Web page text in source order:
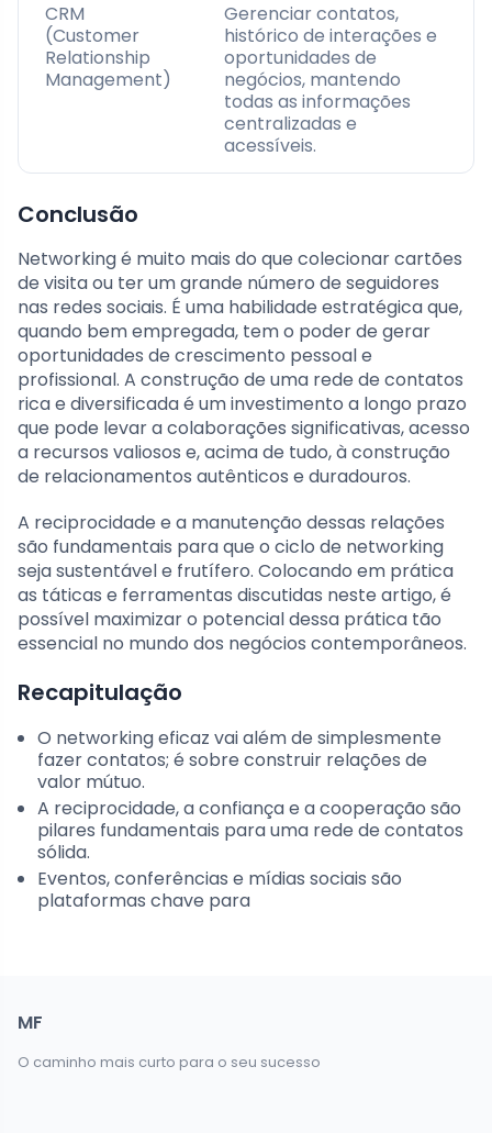
CRM
(Customer
Relationship
Management)
Gerenciar contatos,
histórico de interações e
oportunidades de
negócios, mantendo
todas as informações
centralizadas e
acessíveis.
Conclusão
Networking é muito mais do que colecionar cartões
de visita ou ter um grande número de seguidores
nas redes sociais. É uma habilidade estratégica que,
quando bem empregada, tem o poder de gerar
oportunidades de crescimento pessoal e
profissional. A construção de uma rede de contatos
rica e diversificada é um investimento a longo prazo
que pode levar a colaborações significativas, acesso
a recursos valiosos e, acima de tudo, à construção
de relacionamentos autênticos e duradouros.
A reciprocidade e a manutenção dessas relações
são fundamentais para que o ciclo de networking
seja sustentável e frutífero. Colocando em prática
as táticas e ferramentas discutidas neste artigo, é
possível maximizar o potencial dessa prática tão
essencial no mundo dos negócios contemporâneos.
Recapitulação
O networking eficaz vai além de simplesmente
fazer contatos; é sobre construir relações de
valor mútuo.
A reciprocidade, a confiança e a cooperação são
pilares fundamentais para uma rede de contatos
sólida.
Eventos, conferências e mídias sociais são
plataformas chave para
MF
O caminho mais curto para o seu sucesso